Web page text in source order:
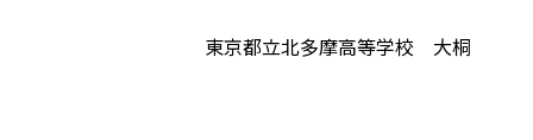
東京都立北多摩高等学校 大桐